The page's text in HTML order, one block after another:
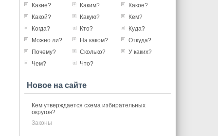
Какие?
Каким?
Какое?
Какой?
Какую?
Кем?
Когда?
Кто?
Куда?
Можно ли?
На каком?
Откуда?
Почему?
Сколько?
У каких?
Чем?
Что?
Новое на сайте
Кем утверждается схема избирательных
округов?
Законы